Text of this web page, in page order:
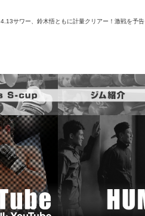
4.13サワー、鈴木悟ともに計量クリアー！激戦を予告